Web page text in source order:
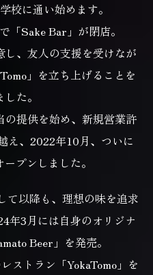
校に通い始めます。
「Sake Bar」が閉店。
、友人の支援を受けなが
」を立ち上げることを
た。
提供を始め、新規営業許
、 2022年10月、ついに
ープンしました。
て以降も、理想の味を追求
年3月には自身のオリジナ
Beer」を発売。
ストラン「YokaTomo」を